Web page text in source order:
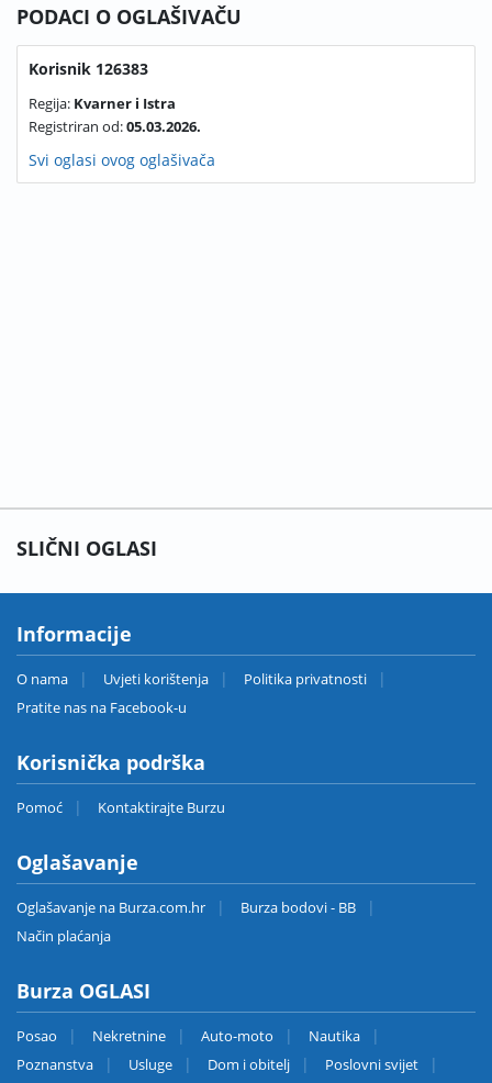
PODACI O OGLAŠIVAČU
Korisnik 126383
Regija: Kvarner i Istra
Registriran od:05.03.2026.
Svi oglasi ovog oglašivača
SLIČNI OGLASI
Informacije
O nama Uvjeti korištenja
Politika privatnosti
Pratite nas na Facebook-u
Korisnička podrška
Pomoć Kontaktirajte Burzu
Oglašavanje
Oglašavanje na Burza.com.hr
Burza bodovi - BB
Način plaćanja
Burza OGLASI
Posao Nekretnine Auto-moto
Nautika
Poznanstva
Usluge Dom i obitelj Poslovni svijet